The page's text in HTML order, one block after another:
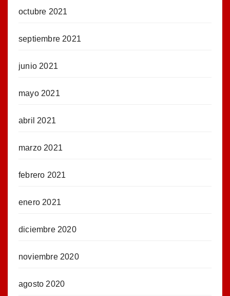
octubre 2021
septiembre 2021
junio 2021
mayo 2021
abril 2021
marzo 2021
febrero 2021
enero 2021
diciembre 2020
noviembre 2020
agosto 2020